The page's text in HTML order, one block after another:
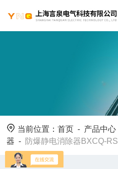
当前位置：首页 - 产品中心
器 - 防爆静电消除器BXCQ-RS